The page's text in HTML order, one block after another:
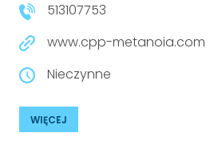
513107753
www.cpp-metanoia.com
Nieczynne
WIĘCEJ